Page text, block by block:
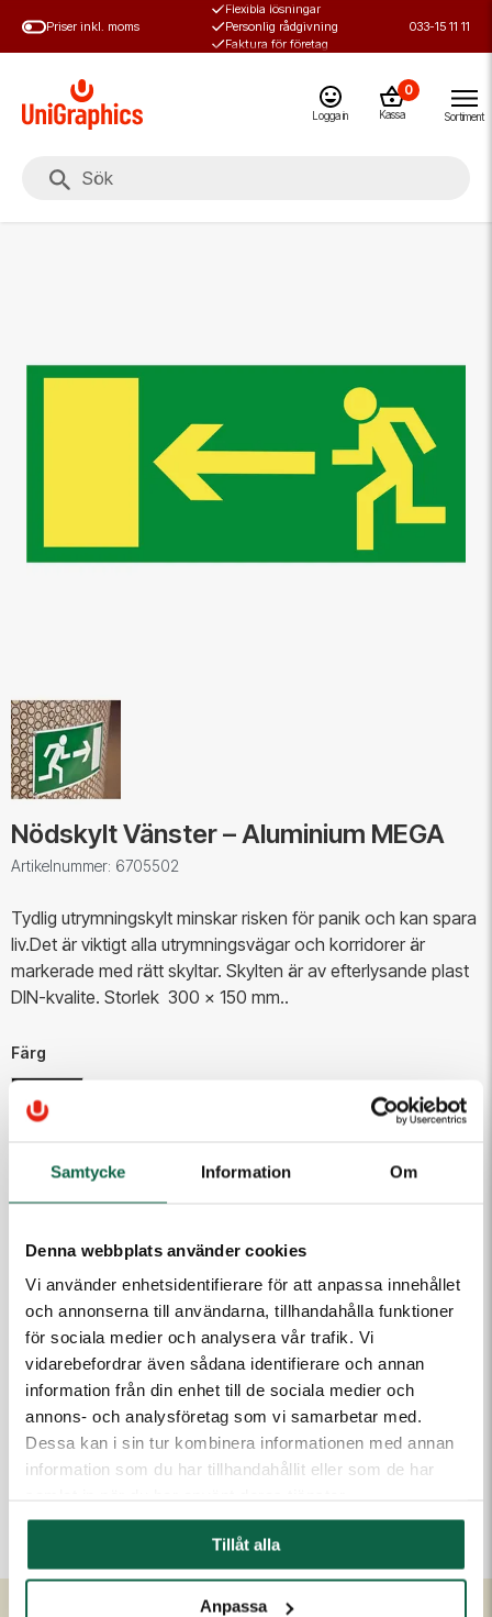
Samtycke Information Om
Denna webbplats använder cookies
Vi använder enhetsidentifierare för att anpassa innehållet
och annonserna till användarna, tillhandahålla funktioner
för sociala medier och analysera vår trafik. Vi
vidarebefordrar även sådana identifierare och annan
information från din enhet till de sociala medier och
annons- och analysföretag som vi samarbetar med.
Dessa kan i sin tur kombinera informationen med annan
information som du har tillhandahållit eller som de har
Tillåt alla
Anpassa
Priser inkl. moms
Flexibla lösningar
Personlig rådgivning
Faktura för företag
033-15 11 11
Logga in
0
Kassa Sortiment
Nödskylt Vänster – Aluminium MEGA
Artikelnummer: 6705502
Tydlig utrymningskylt minskar risken för panik och kan spara
liv.Det är viktigt alla utrymningsvägar och korridorer är
markerade med rätt skyltar. Skylten är av efterlysande plast
DIN-kvalite. Storlek 300 x 150 mm..
Färg
Vit
492,50 kr
Antal
PRODUKTEGENSKAPER
Höjd (mm)
150
Bredd (mm)
300
Färg